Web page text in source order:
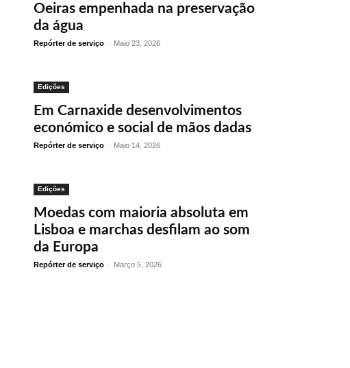
Oeiras empenhada na preservação
da água
Repórter de serviço - Maio 23, 2026
Edições
Em Carnaxide desenvolvimentos
económico e social de mãos dadas
Repórter de serviço - Maio 14, 2026
Edições
Moedas com maioria absoluta em
Lisboa e marchas desfilam ao som
da Europa
Repórter de serviço - Março 5, 2026